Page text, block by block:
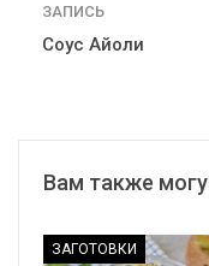
ЗАПИСЬ
Соус Айоли
Вам также
ЗАГОТОВКИ